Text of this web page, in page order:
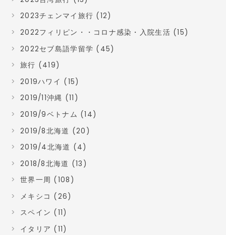
2023チェンマイ旅行 (12)
2022フィリピン・・コロナ感染・入院生活 (15)
2022セブ島語学留学 (45)
旅行 (419)
2019ハワイ (15)
2019/11沖縄 (11)
2019/9ベトナム (14)
2019/8北海道 (20)
2019/4北海道 (4)
2018/8北海道 (13)
世界一周 (108)
メキシコ (26)
スペイン (11)
イタリア (11)